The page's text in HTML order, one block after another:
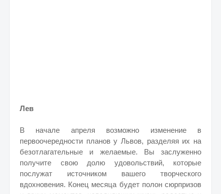
Лев
В начале апреля возможно изменение в
первоочередности планов у Львов, разделяя их на
безотлагательные и желаемые. Вы заслуженно
получите свою долю удовольствий, которые
послужат источником вашего творческого
вдохновения. Конец месяца будет полон сюрпризов